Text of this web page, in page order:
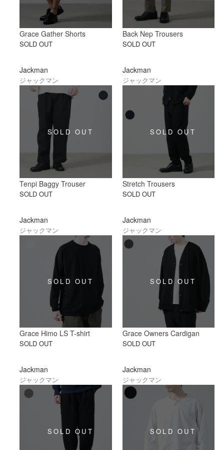
Grace Gather Shorts
SOLD OUT
Back Nep Trousers
SOLD OUT
Jackman
ジャックマン
Tenpi Baggy Trouser
SOLD OUT
Jackman
ジャックマン
Stretch Trousers
SOLD OUT
Jackman
ジャックマン
Grace Himo LS T-shirt
SOLD OUT
Jackman
ジャックマン
Grace Owners Cardigan
SOLD OUT
Jackman
ジャックマン
Jackman
ジャックマン